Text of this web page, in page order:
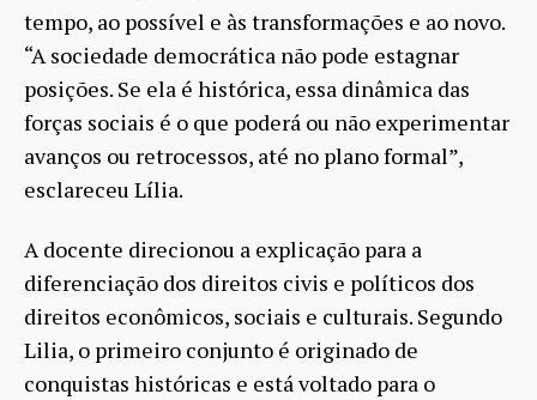
tempo, ao possível e às transformações e ao novo.
“A sociedade democrática não pode estagnar
posições. Se ela é histórica, essa dinâmica das
forças sociais é o que poderá ou não experimentar
avanços ou retrocessos, até no plano formal”,
esclareceu Lília.
A docente direcionou a explicação para a
diferenciação dos direitos civis e políticos dos
direitos econômicos, sociais e culturais. Segundo
Lilia, o primeiro conjunto é originado de
conquistas históricas e está voltado para o